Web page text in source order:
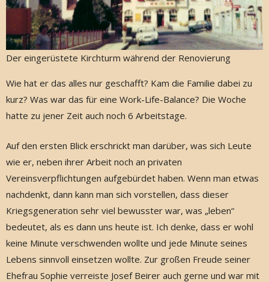
Der eingerüstete Kirchturm während der Renovierung
Wie hat er das alles nur geschafft? Kam die Familie dabei zu
kurz? Was war das für eine Work-Life-Balance? Die Woche
hatte zu jener Zeit auch noch 6 Arbeitstage.
Auf den ersten Blick erschrickt man darüber, was sich Leute
wie er, neben ihrer Arbeit noch an privaten
Vereinsverpflichtungen aufgebürdet haben. Wenn man etwas
nachdenkt, dann kann man sich vorstellen, dass dieser
Kriegsgeneration sehr viel bewusster war, was „leben“
bedeutet, als es dann uns heute ist. Ich denke, dass er wohl
keine Minute verschwenden wollte und jede Minute seines
Lebens sinnvoll einsetzen wollte. Zur großen Freude seiner
Ehefrau Sophie verreiste Josef Beirer auch gerne und war mit